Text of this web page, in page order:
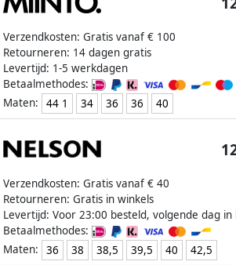
Verzendkosten: Gratis vanaf € 100
Retourneren: 14 dagen gratis
Levertijd: 1-5 werkdagen
Betaalmethodes:
Maten:
44 1 34 36 36 40
Verzendkosten: Gratis vanaf € 40
Retourneren: Gratis in winkels
Levertijd: Voor 23:00 besteld, volgende dag in
Betaalmethodes:
Maten:
36 38 38,5 39,5 40 42,5